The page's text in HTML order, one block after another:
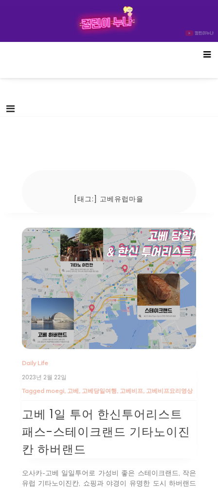
[태그:] 고베유럽마을
Daily Life
2023년 2월 22일
Tagged moegi, 고베, 고베당일여행, 고베비프, 고베비프요리영상
고베 1일 투어 한신투어리스트
패스-스테이크랜드 기타노이진
칸 하버랜드
오사카-고베 일일투어로 가성비 좋은 스테이크랜드, 작은
유럽 기타노이진칸, 쇼핑과 야경이 유명한 도시 하버랜드